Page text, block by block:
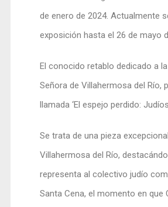
de enero de 2024. Actualmente
exposición hasta el 26 de mayo
El conocido retablo dedicado a
Señora de Villahermosa del
llamada ‘El espejo perdido:
Se trata de una pieza
Villahermosa del Río,
representa al colectivo judío
Santa Cena, el momento en que